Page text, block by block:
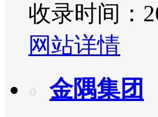
收录时间：
网站详情
金隅集团